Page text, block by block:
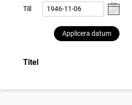
Till
Applicera datum
Titel